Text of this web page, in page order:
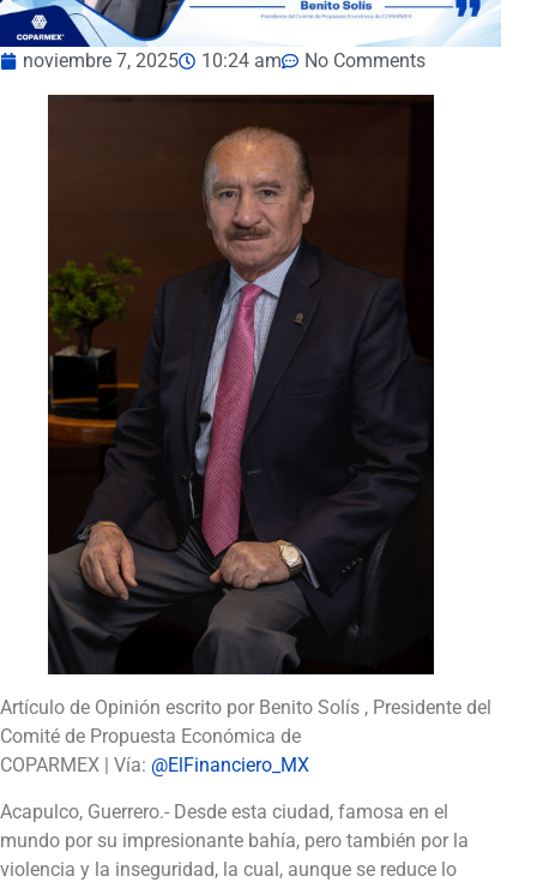
noviembre 7, 2025 10:24 am No Comments
Artículo de Opinión escrito por Benito Solís , Presidente del
Comité de Propuesta Económica de
COPARMEX | Vía: @ElFinanciero_MX
Acapulco, Guerrero.- Desde esta ciudad, famosa en el
mundo por su impresionante bahía, pero también por la
violencia y la inseguridad, la cual, aunque se reduce lo